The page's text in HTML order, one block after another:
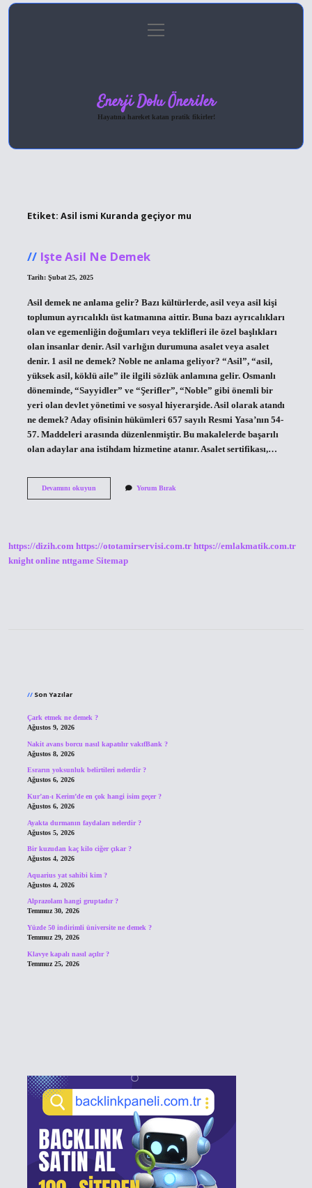
Gizlilik Politikası
menüyü
aç
Enerji Dolu Öneriler
Hayatına hareket katan pratik fikirler!
Etiket: Asil ismi Kuranda geçiyor mu
Işte Asil Ne Demek
Tarih: Şubat 25, 2025
Asil demek ne anlama gelir? Bazı kültürlerde, asil veya asil kişi
toplumun ayrıcalıklı üst katmanına aittir. Buna bazı ayrıcalıkları
olan ve egemenliğin doğumları veya teklifleri ile özel başlıkları
olan insanlar denir. Asil varlığın durumuna asalet veya asalet
denir. 1 asil ne demek? Noble ne anlama geliyor? “Asil”, “asil,
yüksek asil, köklü aile” ile ilgili sözlük anlamına gelir. Osmanlı
döneminde, “Sayyidler” ve “Şerifler”, “Noble” gibi önemli bir
yeri olan devlet yönetimi ve sosyal hiyerarşide. Asil olarak atandı
ne demek? Aday ofisinin hükümleri 657 sayılı Resmi Yasa’nın 54-
57. Maddeleri arasında düzenlenmiştir. Bu makalelerde başarılı
olan adaylar ana istihdam hizmetine atanır. Asalet sertifikası,…
Devamını okuyunIşte
Yorum Bırak
https://dizih.com https://ototamirservisi.com.tr https://emlakmatik.com.tr
knight online nttgame Sitemap
Son Yazılar
Çark etmek ne demek ?
Ağustos 9, 2026
Nakit avans borcu nasıl kapatılır vakıfBank ?
Ağustos 8, 2026
Esrarın yoksunluk belirtileri nelerdir ?
Ağustos 6, 2026
Kur’an-ı Kerim’de en çok hangi isim geçer ?
Ağustos 6, 2026
Ayakta durmanın faydaları nelerdir ?
Ağustos 5, 2026
Bir kuzudan kaç kilo ciğer çıkar ?
Ağustos 4, 2026
Aquarius yat sahibi kim ?
Ağustos 4, 2026
Alprazolam hangi gruptadır ?
Temmuz 30, 2026
Yüzde 50 indirimli üniversite ne demek ?
Temmuz 29, 2026
Klavye kapalı nasıl açılır ?
Temmuz 25, 2026